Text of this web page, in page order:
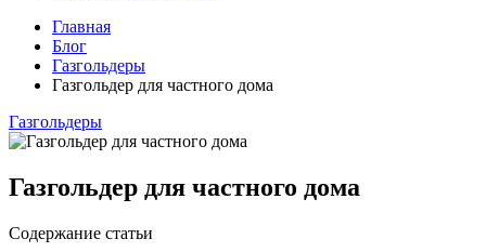
Главная
Блог
Газгольдеры
Газгольдер для частного дома
Газгольдеры
Газгольдер для частного дома
Содержание статьи